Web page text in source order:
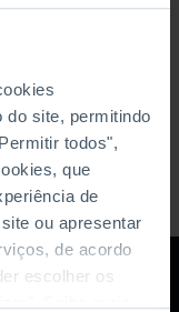
do site, permitindo
todos",
que
de
ou apresentar
de acordo
escolher os